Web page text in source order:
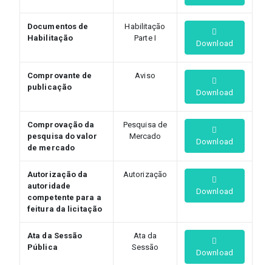
Documentos de
Habilitação
Habilitação
Parte I
Download
Comprovante de
publicação
Aviso
Download
Comprovação da
pesquisa do valor
de mercado
Pesquisa de
Mercado
Download
Autorização da
autoridade
competente para a
feitura da licitação
Autorização
Download
Ata da Sessão
Pública
Ata da
Sessão
Download